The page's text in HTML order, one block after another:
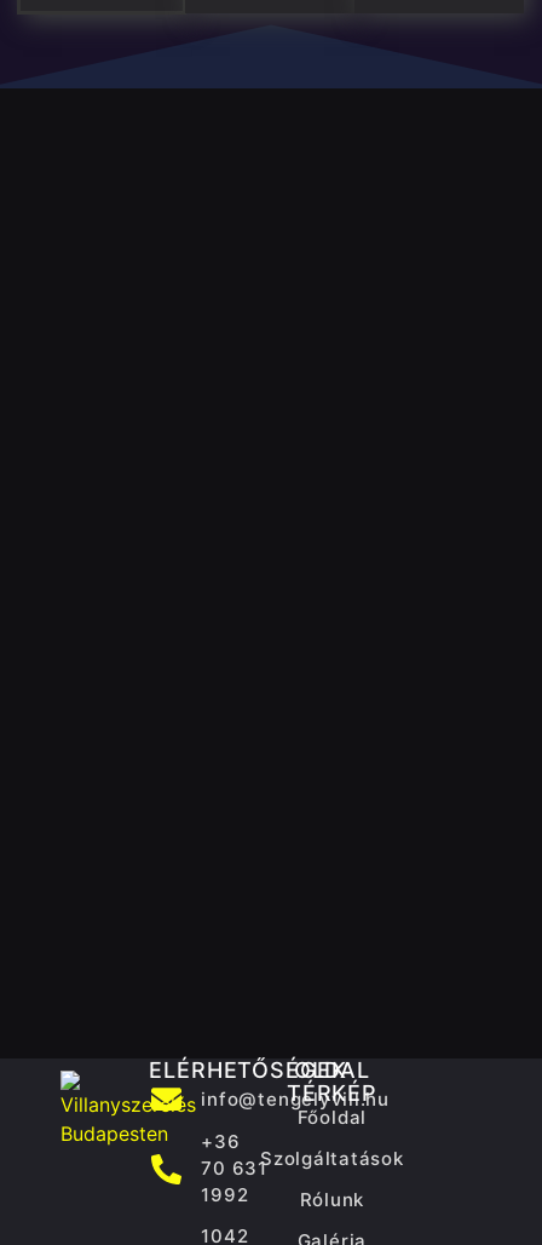
ELÉRHETŐSÉGEK
info@tengelyvill.hu
+36
70 631
1992
1042
OLDAL
TÉRKÉP
Főoldal
Szolgáltatások
Rólunk